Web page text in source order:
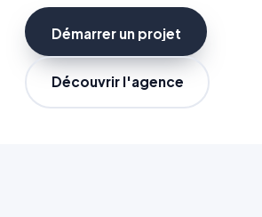
Démarrer un projet
Démarrer un projet
Découvrir l'agence